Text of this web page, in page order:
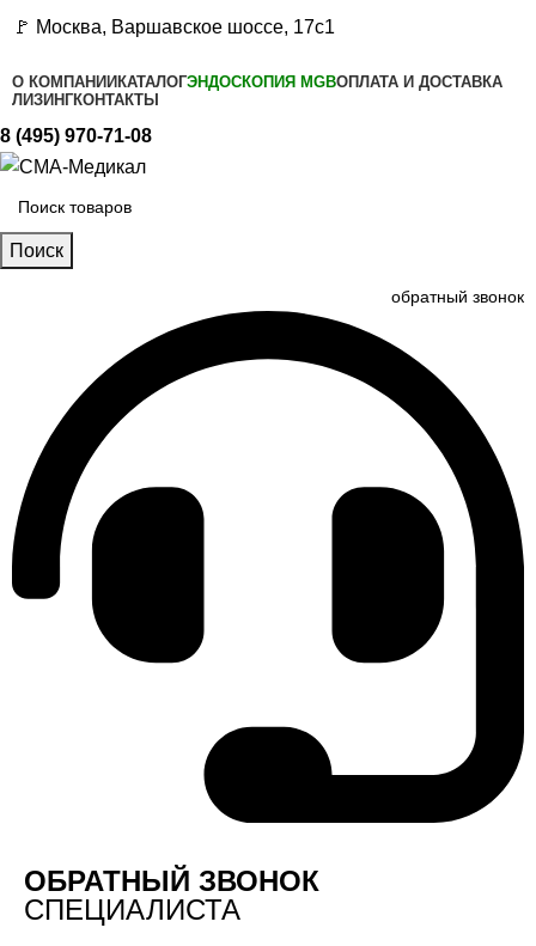
🚩 Москва, Варшавское шоссе, 17с1
О КОМПАНИИ КАТАЛОГЭНДОСКОПИЯ MGBОПЛАТА И ДОСТАВКА
ЛИЗИНГКОНТАКТЫ
8 (495) 970-71-08
Поиск
обратный звонок
ОБРАТНЫЙ ЗВОНОК
СПЕЦИАЛИСТА